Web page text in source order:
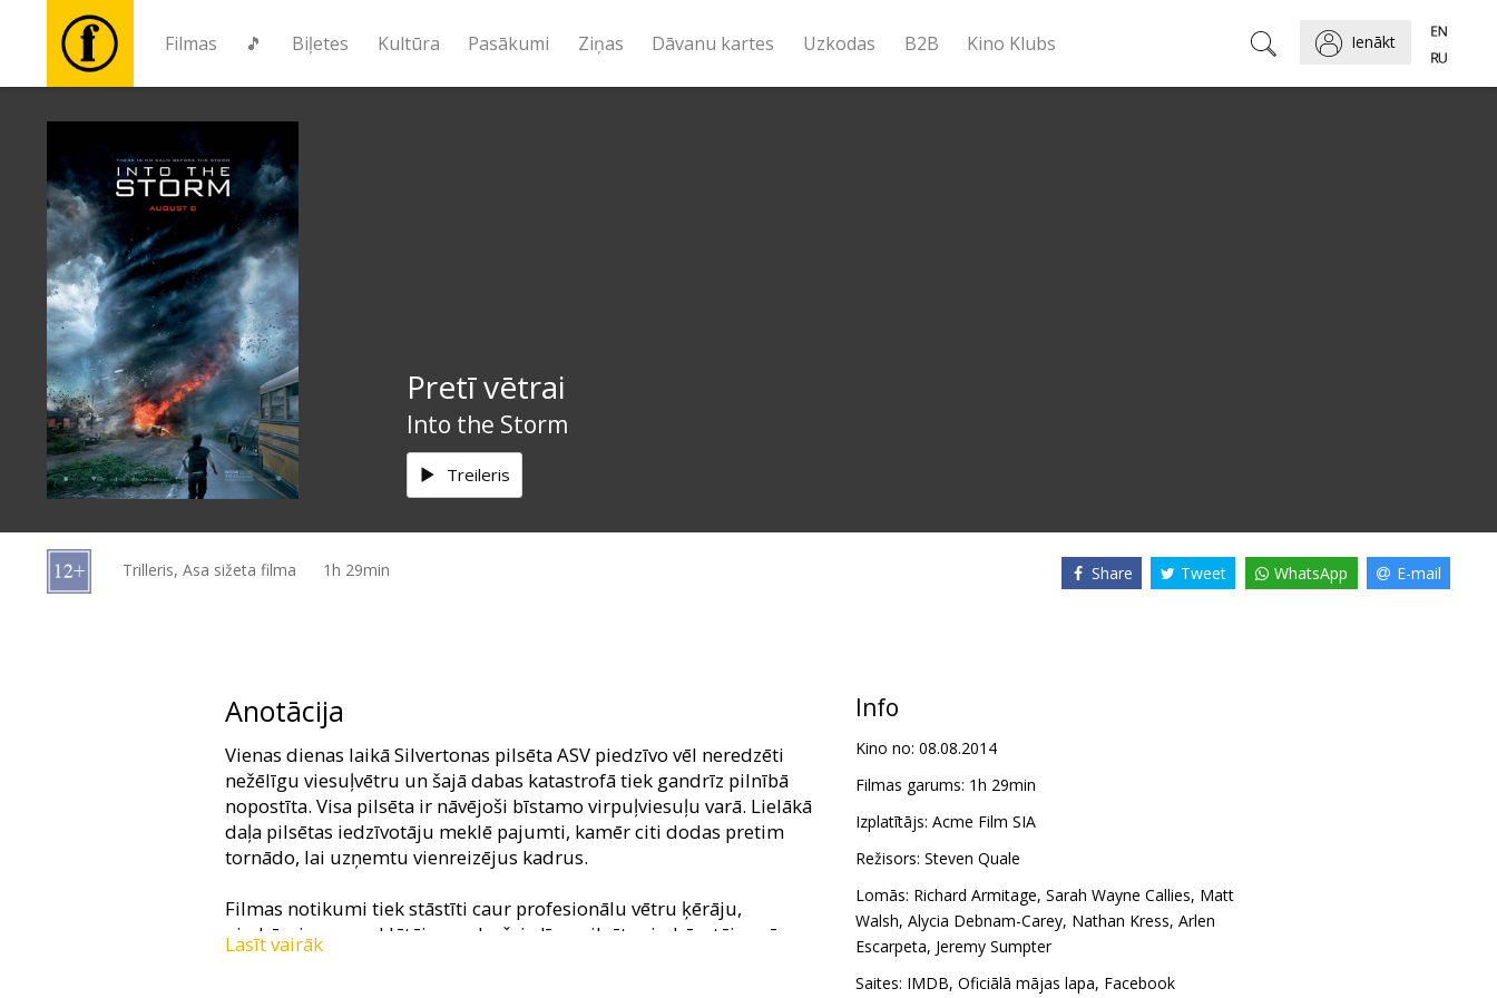
Filmas 🎵 Biļetes Kultūra Pasākumi Ziņas Dāvanu kartes Uzkodas B2B Kino Klubs Ienākt
Filmas
🎵
Biļetes
Kultūra
Pasākumi
Ziņas
kartes
Pretī vētrai
Into the Storm
Treileris
Trilleris, Asa sižeta filma 1h 29min Share Tweet WhatsApp E-mail
Anotācija
Vienas dienas laikā Silvertonas pilsēta ASV piedzīvo vēl neredzēti
nežēlīgu viesuļvētru un šajā dabas katastrofā tiek gandrīz pilnībā
nopostīta. Visa pilsēta ir nāvējoši bīstamo virpuļviesuļu varā. Lielākā
daļa pilsētas iedzīvotāju meklē pajumti, kamēr citi dodas pretim
tornādo, lai uzņemtu vienreizējus kadrus.
Filmas notikumi tiek stāstīti caur profesionālu vētru ķērāju,
piedzīvojumu meklētāju un drošsirdīgu pilsētas iedzīvotāju acīm
un kamerām. Filmas darbība skatītāju ieved pašā viesuļvirpuļu
Lasīt vairāk
Info
Kino no: 08.08.2014
Filmas garums: 1h 29min
Izplatītājs: Acme Film SIA
Režisors: Steven Quale
Lomās: Richard Armitage, Sarah Wayne Callies, Matt
Walsh, Alycia Debnam-Carey, Nathan Kress, Arlen
Escarpeta, Jeremy Sumpter
Saites: IMDB, Oficiālā mājas lapa, Facebook